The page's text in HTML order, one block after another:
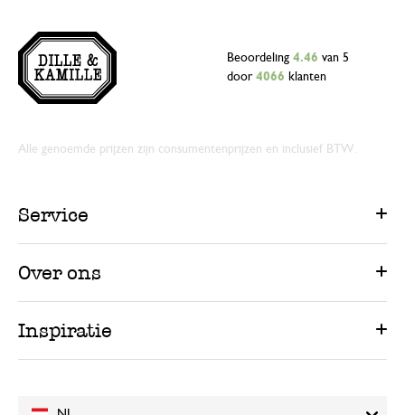
Beoordeling 4.46 van 5
door 4066 klanten
Alle genoemde prijzen zijn consumentenprijzen en inclusief BTW.
Service
Over ons
Inspiratie